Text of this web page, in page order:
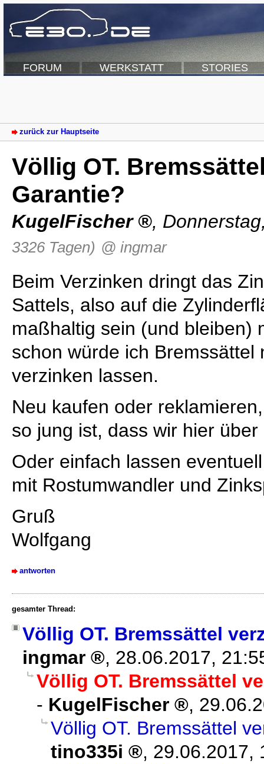
FORUM WERKSTATT STORIES
zurück zur Hauptseite
Völlig OT.
Garantie?
KugelFischer ,
3326 Tagen) @ ingmar
Beim Verzinken dringt das
Sattels, also auf die
maßhaltig sein (und bleiben)
schon würde ich Bremssättel
verzinken lassen.
Neu kaufen oder
so jung ist, dass wir hier
Oder einfach lassen
mit Rostumwandler und
Gruß
Wolfgang
antworten
gesamter Thread:
Völlig OT. Bremssättel
ingmar
, 28.06.2017,
Völlig OT. Bremssättel
- KugelFischer ,
Völlig OT. Bremssättel
tino335i
, 29.06.2017,